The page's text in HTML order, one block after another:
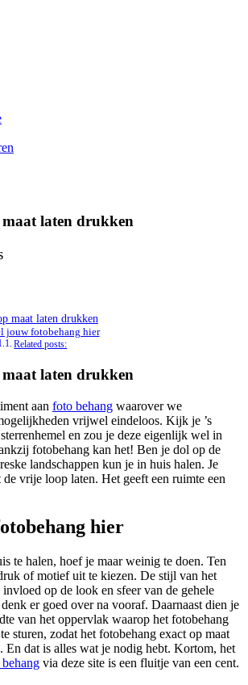
laten drukken
maat laten drukken
jouw fotobehang hier
Related posts:
laten drukken
aan foto behang waarover we
vrijwel eindeloos. Kijk je ’s
en zou je deze eigenlijk wel in
fotobehang kan het! Ben je dol op de
landschappen kun je in huis halen. Je
vrije loop laten. Het geeft een ruimte een
hier
te halen, hoef je maar weinig te doen. Ten
of motief uit te kiezen. De stijl van het
op de look en sfeer van de gehele
er goed over na vooraf. Daarnaast dien je
van het oppervlak waarop het fotobehang
sturen, zodat het fotobehang exact op maat
En dat is alles wat je nodig hebt. Kortom, het
via deze site is een fluitje van een cent.